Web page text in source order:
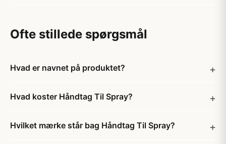
Ofte stillede spørgsmål
Hvad er navnet på produktet?
Hvad koster Håndtag Til Spray?
Hvilket mærke står bag Håndtag Til Spray?